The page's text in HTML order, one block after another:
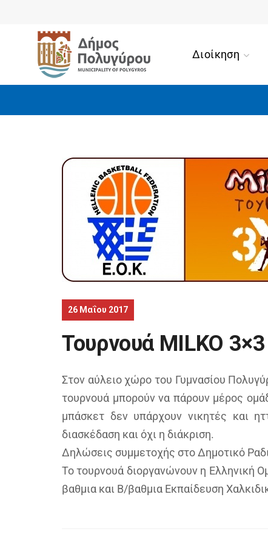
Διοίκηση
26 Μαΐου 2017
Τουρνουά MΙLKO
Στον αύλειο χώρο του Γυμνασίου
τουρνουά μπορούν να πάρουν μέρος
μπάσκετ δεν υπάρχουν νικητές και
διασκέδαση και όχι η διάκριση.
Δηλώσεις συμμετοχής στο Δημοτικό
Το τουρνουά διοργανώνουν η Ελληνική
βαθμια και Β/βαθμια Εκπαίδευση